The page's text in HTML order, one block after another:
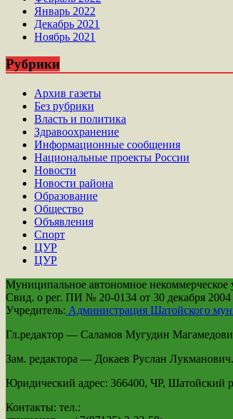
Январь 2022
Декабрь 2021
Ноябрь 2021
Рубрики
Архив газеты
Без рубрики
Власть и политика
Здравоохранение
Информационные сообщения
Национальные проекты России
Новости
Новости района
Образование
Общество
Объявления
Спорт
ЦУР
ЦУР
Муниципальное автономное некоммерческое
Свид. о рег. ПИ № 20-0134 от 30 декабря 2004
Учредитель: Администрация Шатойского
Гл.редактор — Саламов Мугудин
Зам. редактора — Докаев Руслан Лукманович.
Юридический адрес: 366400, ЧР, Шатойский
Контакты: тел.: